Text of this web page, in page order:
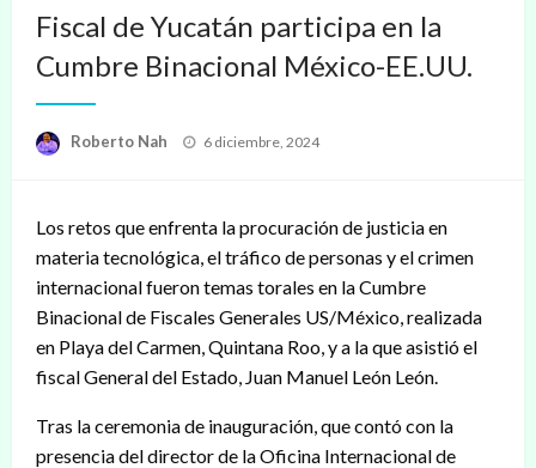
Fiscal de Yucatán participa en la
Cumbre Binacional México-EE.UU.
Roberto Nah
Publicado
6 diciembre, 2024
Los retos que enfrenta la procuración de justicia en
materia tecnológica, el tráfico de personas y el crimen
internacional fueron temas torales en la Cumbre
Binacional de Fiscales Generales US/México, realizada
en Playa del Carmen, Quintana Roo, y a la que asistió el
fiscal General del Estado, Juan Manuel León León.
Tras la ceremonia de inauguración, que contó con la
presencia del director de la Oficina Internacional de